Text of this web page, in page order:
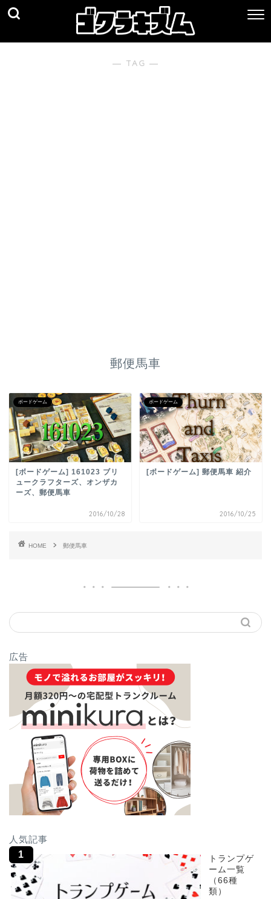
― TAG ―
郵便馬車
ボードゲーム
[ボードゲーム] 161023 ブリ
ュークラフターズ、オンザカ
ーズ、郵便馬車
2016/10/28
ボードゲーム
[ボードゲーム] 郵便馬車 紹介
2016/10/25
HOME 郵便馬車
広告
人気記事
トランプゲ
ーム一覧
（66種
類）